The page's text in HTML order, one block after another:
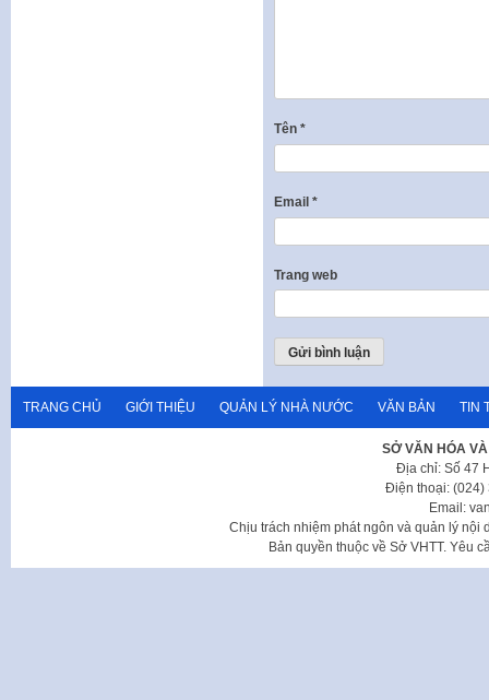
Tên *
Email *
Trang web
TRANG CHỦ GIỚI THIỆU QUẢN LÝ NHÀ NƯỚC VĂN BẢN TIN
SỞ VĂN HÓA
Địa chỉ: Số 47
Điện thoại: (024)
Email:
Chịu trách nhiệm phát ngôn và quản lý nội
Bản quyền thuộc về Sở VHTT. Yêu